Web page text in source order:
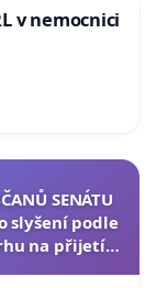
v nemocnici
SENÁTU
slyšení podle
na přijetí